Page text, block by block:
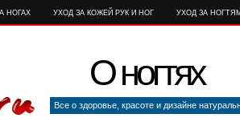
НОГАХ УХОД ЗА КОЖЕЙ РУК И НОГ УХОД ЗА
О ногтях
Все о здоровье, красоте и дизайне